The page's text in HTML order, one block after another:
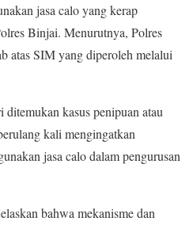
jasa calo yang kerap
Binjai. Menurutnya, Polres
atas SIM yang diperoleh melalui
kasus penipuan atau
kali mengingatkan
jasa calo dalam pengurusan
bahwa mekanisme dan